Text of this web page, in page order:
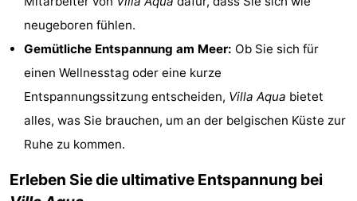
Minigolfplätze
Wellness-
Natur
-
neugeboren fühlen.
Gemütliche Entspannung am Meer: Ob Sie sich für
einen Wellnesstag oder eine kurze
Entspannungssitzung entscheiden, Villa Aqua bietet
alles, was Sie brauchen, um an der belgischen Küste zur
Ruhe zu kommen.
Erleben Sie die ultimative Entspannung bei